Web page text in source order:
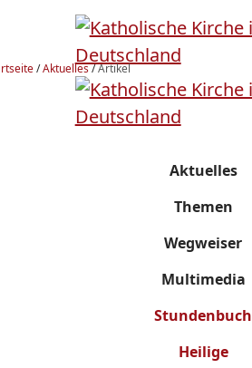
/Aktuelles/Artikel
Aktuelles
Themen
Wegweiser
Multimedia
Stundenbuch
Heilige